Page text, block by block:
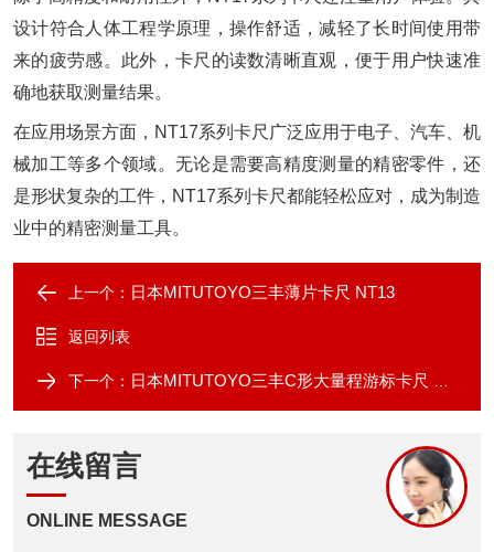
设计符合人体工程学原理，操作舒适，减轻了长时间使用带
来的疲劳感。此外，卡尺的读数清晰直观，便于用户快速准
确地获取测量结果。
在应用场景方面，NT17系列卡尺广泛应用于电子、汽车、机
械加工等多个领域。无论是需要高精度测量的精密零件，还
是形状复杂的工件，NT17系列卡尺都能轻松应对，成为制造
业中的精密测量工具。
上一个： 日本MITUTOYO三丰薄片卡尺 NT13
返回列表
下一个： 日本MITUTOYO三丰C形大量程游标卡尺 C・CM
在线留言
ONLINE MESSAGE